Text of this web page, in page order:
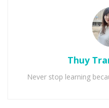
Thuy
Never stop learning